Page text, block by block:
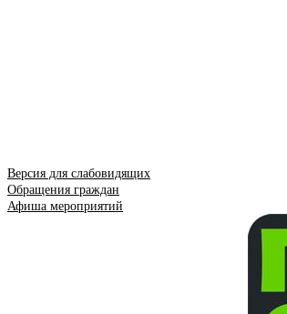
Версия для слабовидящих
Обращения граждан
Афиша мероприятий